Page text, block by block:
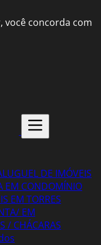
você concorda com
DE IMÓVEIS
EM CONDOMÍNIO
EM TORRES
EM
/ CHÁCARAS